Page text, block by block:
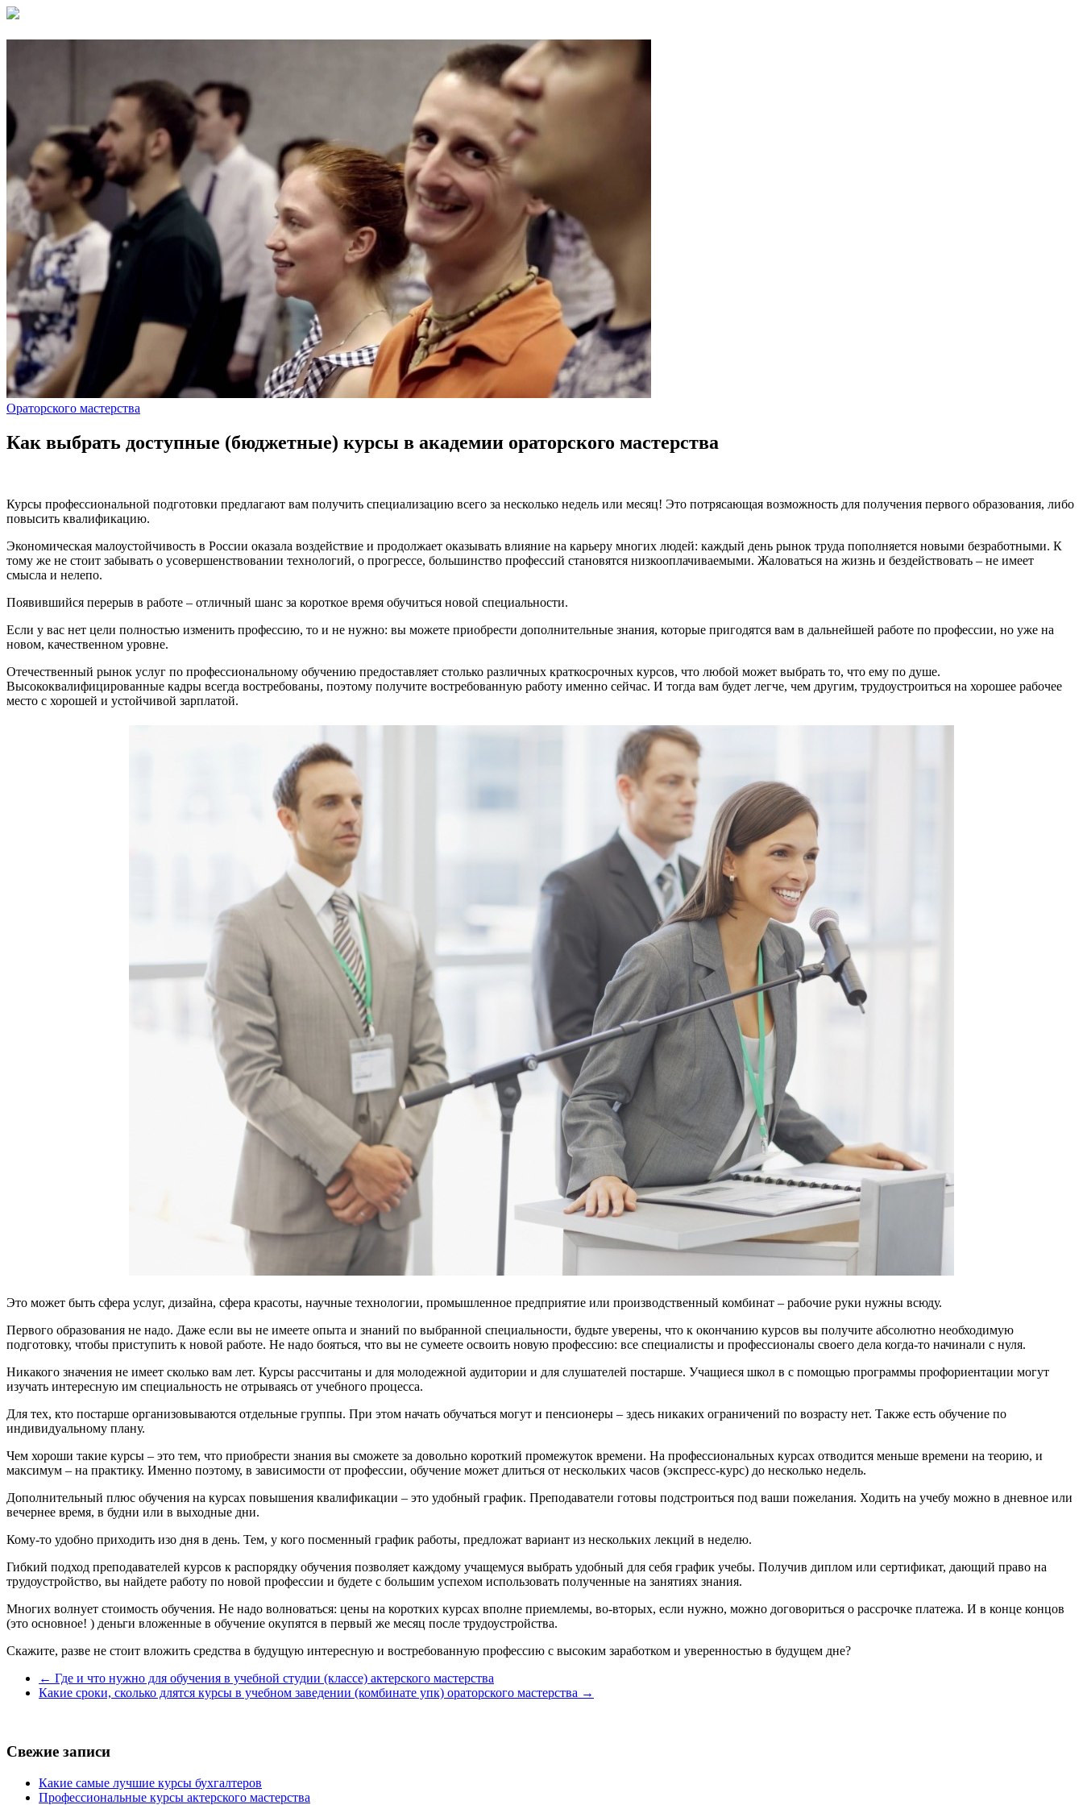
Ораторского мастерства
Как выбрать доступные (бюджетные) курсы в академии ораторского мастерства
Курсы профессиональной подготовки предлагают вам получить специализацию всего за несколько недель или месяц! Это потрясающая возможность для получения первого образования, либо
повысить квалификацию.
Экономическая малоустойчивость в России оказала воздействие и продолжает оказывать влияние на карьеру многих людей: каждый день рынок труда пополняется новыми безработными. К
тому же не стоит забывать о усовершенствовании технологий, о прогрессе, большинство профессий становятся низкооплачиваемыми. Жаловаться на жизнь и бездействовать – не имеет
смысла и нелепо.
Появившийся перерыв в работе – отличный шанс за короткое время обучиться новой специальности.
Если у вас нет цели полностью изменить профессию, то и не нужно: вы можете приобрести дополнительные знания, которые пригодятся вам в дальнейшей работе по профессии, но уже на
новом, качественном уровне.
Отечественный рынок услуг по профессиональному обучению предоставляет столько различных краткосрочных курсов, что любой может выбрать то, что ему по душе.
Высококвалифицированные кадры всегда востребованы, поэтому получите востребованную работу именно сейчас. И тогда вам будет легче, чем другим, трудоустроиться на хорошее рабочее
место с хорошей и устойчивой зарплатой.
Это может быть сфера услуг, дизайна, сфера красоты, научные технологии, промышленное предприятие или производственный комбинат – рабочие руки нужны всюду.
Первого образования не надо. Даже если вы не имеете опыта и знаний по выбранной специальности, будьте уверены, что к окончанию курсов вы получите абсолютно необходимую
подготовку, чтобы приступить к новой работе. Не надо бояться, что вы не сумеете освоить новую профессию: все специалисты и профессионалы своего дела когда-то начинали с нуля.
Никакого значения не имеет сколько вам лет. Курсы рассчитаны и для молодежной аудитории и для слушателей постарше. Учащиеся школ в с помощью программы профориентации могут
изучать интересную им специальность не отрываясь от учебного процесса.
Для тех, кто постарше организовываются отдельные группы. При этом начать обучаться могут и пенсионеры – здесь никаких ограничений по возрасту нет. Также есть обучение по
индивидуальному плану.
Чем хороши такие курсы – это тем, что приобрести знания вы сможете за довольно короткий промежуток времени. На профессиональных курсах отводится меньше времени на теорию, и
максимум – на практику. Именно поэтому, в зависимости от профессии, обучение может длиться от нескольких часов (экспресс-курс) до несколько недель.
Дополнительный плюс обучения на курсах повышения квалификации – это удобный график. Преподаватели готовы подстроиться под ваши пожелания. Ходить на учебу можно в дневное или
вечернее время, в будни или в выходные дни.
Кому-то удобно приходить изо дня в день. Тем, у кого посменный график работы, предложат вариант из нескольких лекций в неделю.
Гибкий подход преподавателей курсов к распорядку обучения позволяет каждому учащемуся выбрать удобный для себя график учебы. Получив диплом или сертификат, дающий право на
трудоустройство, вы найдете работу по новой профессии и будете с большим успехом использовать полученные на занятиях знания.
Многих волнует стоимость обучения. Не надо волноваться: цены на коротких курсах вполне приемлемы, во-вторых, если нужно, можно договориться о рассрочке платежа. И в конце концов
(это основное! ) деньги вложенные в обучение окупятся в первый же месяц после трудоустройства.
Скажите, разве не стоит вложить средства в будущую интересную и востребованную профессию с высоким заработком и уверенностью в будущем дне?
← Где и что нужно для обучения в учебной студии (классе) актерского мастерства
Какие сроки, сколько длятся курсы в учебном заведении (комбинате упк) ораторского мастерства →
Свежие записи
Какие самые лучшие курсы бухгалтеров
Профессиональные курсы актерского мастерства